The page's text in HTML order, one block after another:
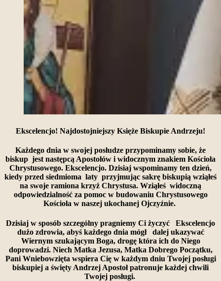
Ekscelencjo! Najdostojniejszy Księże Biskupie Andrzeju!
Każdego dnia w swojej posłudze przypominamy sobie, że
biskup jest następcą Apostołów i widocznym znakiem Kościoła
Chrystusowego. Ekscelencjo. Dzisiaj wspominamy ten dzień,
kiedy przed siedmioma laty przyjmując sakrę biskupią wziąłeś
na swoje ramiona krzyż Chrystusa. Wziąłeś widoczną
odpowiedzialność za pomoc w budowaniu Chrystusowego
Kościoła w naszej ukochanej Ojczyźnie.
Dzisiaj w sposób szczególny pragniemy Ci życzyć Ekscelencjo
dużo zdrowia, abyś każdego dnia mógł dalej ukazywać
Wiernym szukającym Boga, drogę która ich do Niego
doprowadzi. Niech Matka Jezusa, Matka Dobrego Początku,
Pani Wniebowzięta wspiera Cię w każdym dniu Twojej posługi
biskupiej a święty Andrzej Apostoł patronuje każdej chwili
Twojej posługi.